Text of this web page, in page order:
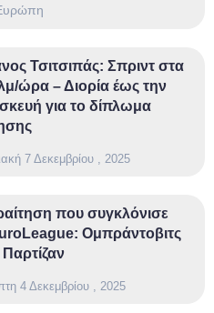
7 Δεκεμβρίου , 2025
Τσιτσιπάς: Σπριντ στα
ώρα – Διορία έως την
για το δίπλωμα
4 Δεκεμβρίου , 2025
που συγκλόνισε
Ομπράντοβιτς